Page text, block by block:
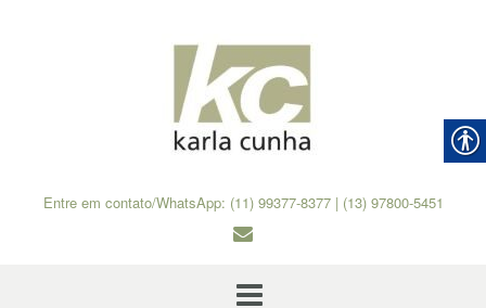
Entre em contato/WhatsApp: (11) 99377-8377 | (13) 97800-5451